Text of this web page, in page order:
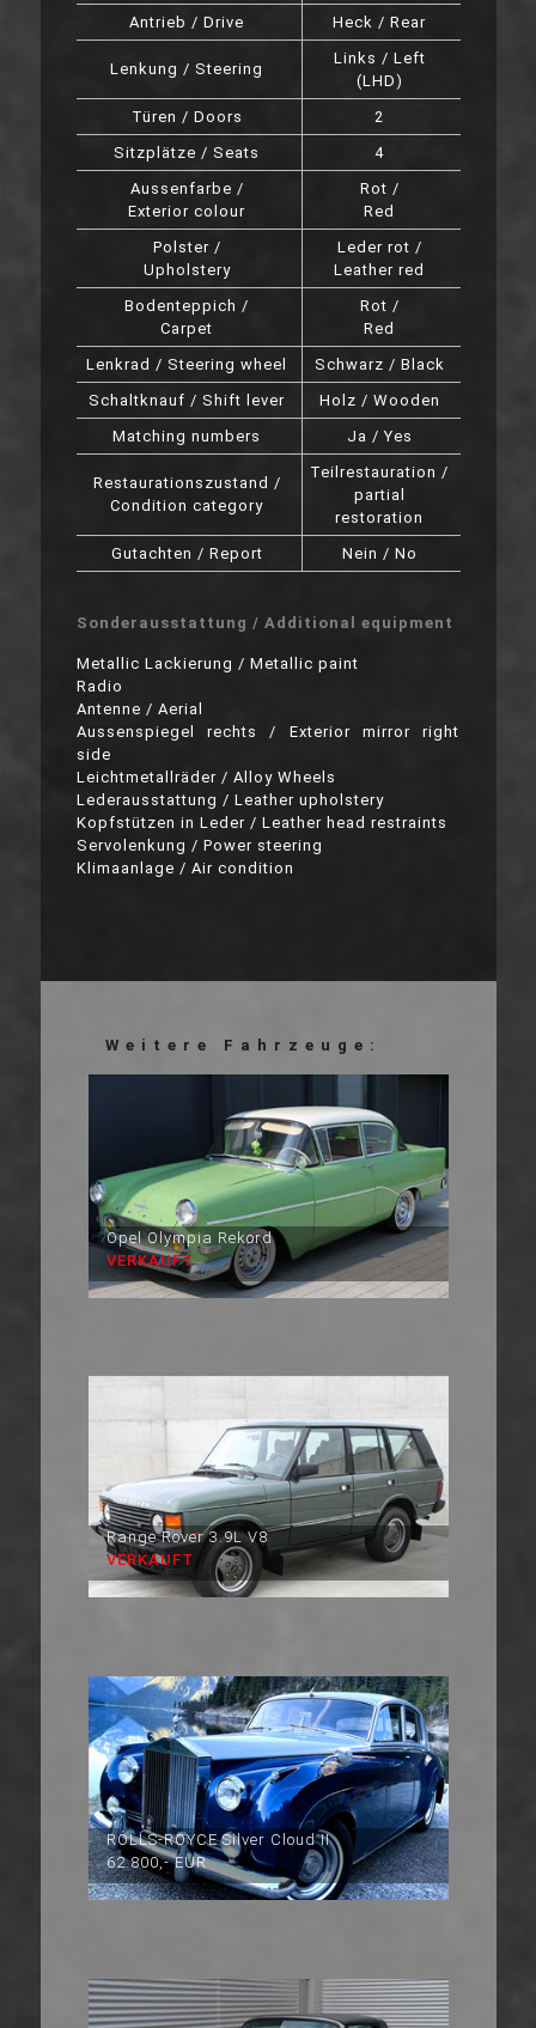
Antrieb / Drive Heck / Rear
Lenkung / Steering
Links / Left
(LHD)
Türen / Doors
2
Sitzplätze / Seats
4
Aussenfarbe /
Exterior colour
Rot /
Red
Polster /
Upholstery
Leder rot /
Leather red
Bodenteppich /
Carpet
Rot /
Red
Lenkrad / Steering wheel
Schwarz / Black
Schaltknauf / Shift lever
Holz / Wooden
Matching numbers
Ja / Yes
Restaurationszustand /
Condition category
Teilrestauration /
partial
restoration
Gutachten / Report
Nein / No
Sonderausstattung / Additional equipment
Metallic Lackierung / Metallic paint
Radio
Antenne / Aerial
Aussenspiegel rechts / Exterior mirror right
side
Leichtmetallräder / Alloy Wheels
Lederausstattung / Leather upholstery
Kopfstützen in Leder / Leather head restraints
Servolenkung / Power steering
Klimaanlage / Air condition
Weitere Fahrzeuge:
Opel Olympia Rekord
VERKAUFT
Range Rover 3.9L V8
VERKAUFT
ROLLS-ROYCE Silver Cloud II
62.800,- EUR